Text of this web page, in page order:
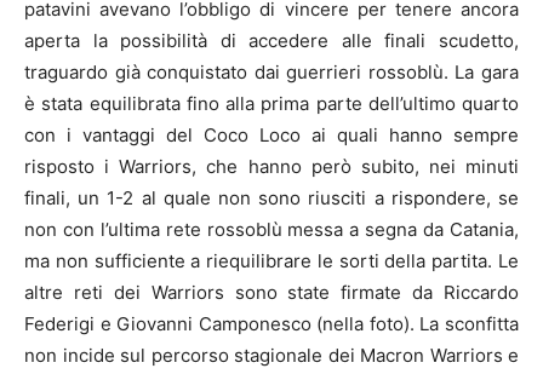
patavini avevano l’obbligo di vincere per tenere ancora
aperta la possibilità di accedere alle finali scudetto,
traguardo già conquistato dai guerrieri rossoblù. La gara
è stata equilibrata fino alla prima parte dell’ultimo quarto
con i vantaggi del Coco Loco ai quali hanno sempre
risposto i Warriors, che hanno però subito, nei minuti
finali, un 1-2 al quale non sono riusciti a rispondere, se
non con l’ultima rete rossoblù messa a segna da Catania,
ma non sufficiente a riequilibrare le sorti della partita. Le
altre reti dei Warriors sono state firmate da Riccardo
Federigi e Giovanni Camponesco (nella foto). La sconfitta
non incide sul percorso stagionale dei Macron Warriors e